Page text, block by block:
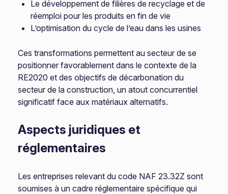
Le développement de filières de recyclage et de
réemploi pour les produits en fin de vie
L’optimisation du cycle de l’eau dans les usines
Ces transformations permettent au secteur de se
positionner favorablement dans le contexte de la
RE2020 et des objectifs de décarbonation du
secteur de la construction, un atout concurrentiel
significatif face aux matériaux alternatifs.
Aspects juridiques et
réglementaires
Les entreprises relevant du code NAF 23.32Z sont
soumises à un cadre réglementaire spécifique qui